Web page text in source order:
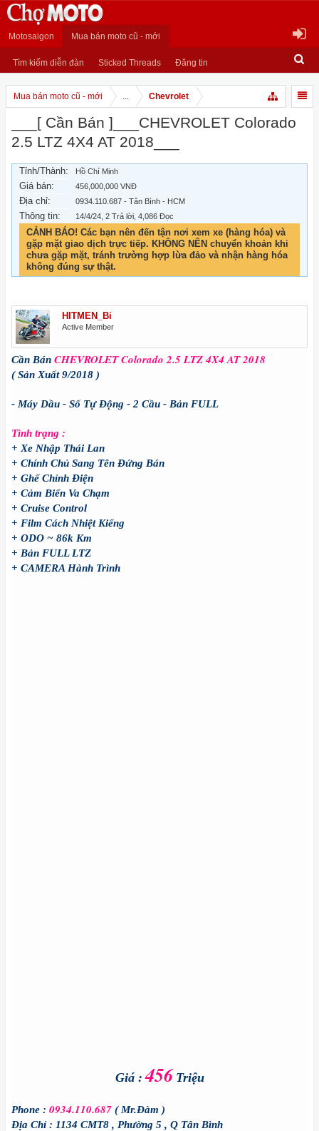
Motosaigon Mua bán moto cũ - mới
Tìm kiếm diễn đàn Sticked Threads Đăng tin
Mua bán moto cũ - mới ... Chevrolet
___[ Cần Bán ]___CHEVROLET Colorado
2.5 LTZ 4X4 AT 2018___
Tỉnh/Thành: Hồ Chí Minh
Giá bán: 456,000,000 VNĐ
Địa chỉ: 0934.110.687 - Tân Bình - HCM
Thông tin: 14/4/24 , 2 Trả lời, 4,086 Đọc
CẢNH BÁO! Các bạn nên đến tận nơi xem xe (hàng hóa) và
gặp mặt giao dịch trực tiếp. KHÔNG NÊN chuyển khoản khi
chưa gặp mặt, tránh trường hợp lừa đảo và nhận hàng hóa
không đúng sự thật.
HITMEN_Bi
Active Member
Cần Bán CHEVROLET Colorado 2.5 LTZ 4X4 AT 2018
( Sản Xuất 9/2018 )
- Máy Dầu - Số Tự Động - 2 Cầu - Bản FULL
Tình trạng :
+ Xe Nhập Thái Lan
+ Chính Chủ Sang Tên Đứng Bán
+ Ghế Chỉnh Điện
+ Cảm Biến Va Chạm
+ Cruise Control
+ Film Cách Nhiệt Kiếng
+ ODO ~ 86k Km
+ Bản FULL LTZ
+ CAMERA Hành Trình
Giá : 456 Triệu
Phone : 0934.110.687 ( Mr.Đàm )
Địa Chỉ : 1134 CMT8 , Phường 5 , Q Tân Bình